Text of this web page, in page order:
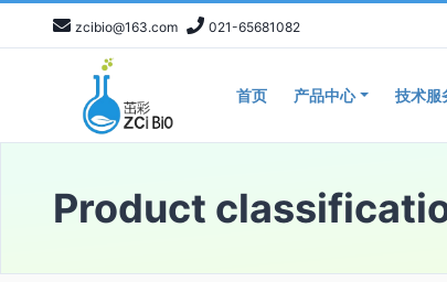
zcibio@163.com 021-65681082
首页 产品中心 技术服
Product